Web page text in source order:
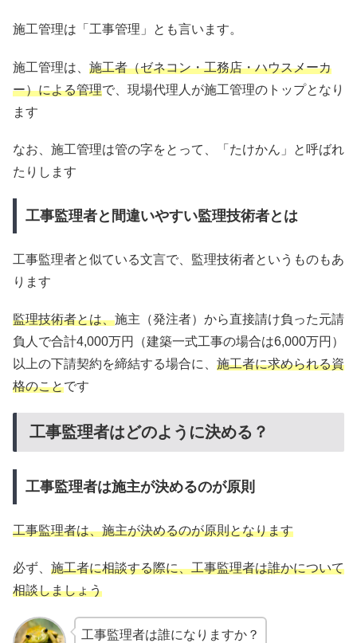
施工管理は「工事管理」とも言います。
施工管理は、 施工者（ゼネコン・工務店・ハウスメーカ
ー）による管理で、現場代理人が施工管理のトップとなり
ます
なお、施工管理は管の字をとって、「たけかん」と呼ばれ
たりします
工事監理者と間違いやすい監理技術者とは
工事監理者と似ている文言で、監理技術者というものもあ
ります
監理技術者とは、施主（発注者）から直接請け負った元請
負人で合計4,000万円（建築一式工事の場合は6,000万円）
以上の下請契約を締結する場合に、 施工者に求められる資
格のことです
工事監理者はどのように決める？
工事監理者は施主が決めるのが原則
工事監理者は、施主が決めるのが原則となります
必ず、 施工者に相談する際に、工事監理者は誰かについて
相談しましょう
工事監理者は誰になりますか？